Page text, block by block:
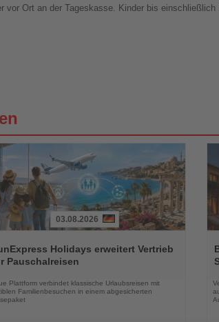
vor Ort an der Tageskasse. Kinder bis
03.08.2026
Holidays erweitert Vertrieb
Pauschalreisen
Plattform verbindet klassische Urlaubsreisen mit
Familienbesuchen in einem abgesicherten
die